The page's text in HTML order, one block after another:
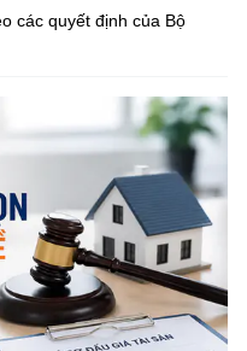
các quyết định của Bộ